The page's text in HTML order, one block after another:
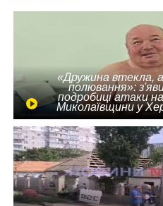
«Дружина втекла,
полювання»:
подробиці атаки
Миколаївщини у